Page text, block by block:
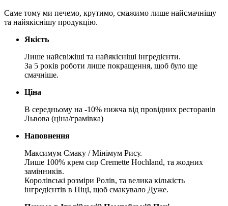
Саме тому ми печемо, крутимо, смажимо лише найсмачнішу
та найякіснішу продукцію.
Якість
Лише найсвіжіші та найякісніші інгредієнти.
За 5 років роботи лише покращення, щоб було ще
смачніше.
Ціна
В середньому на -10% нижча від провідних ресторанів
Львова (ціна/грамівка)
Наповнення
Максимум Смаку / Мінімум Рису.
Лише 100% крем сир Cremette Hochland, та жодних
замінників.
Королівські розміри Ролів, та велика кількість
інгредієнтів в Піці, щоб смакувало Дуже.